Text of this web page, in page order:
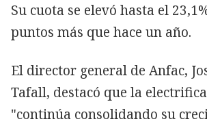
Su cuota se elevó hasta el
puntos más que hace un año.
El director general de Anfac,
Tafall, destacó que la
"continúa consolidando su